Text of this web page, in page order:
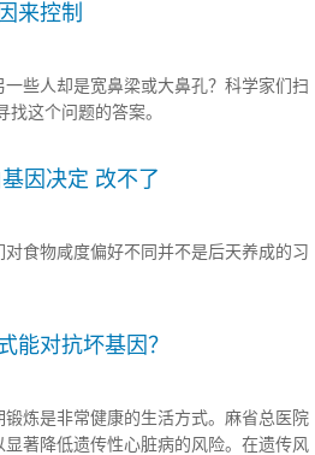
来控制
些人却是宽鼻梁或大鼻孔？科学家们扫
这个问题的答案。
因决定 改不了
食物咸度偏好不同并不是后天养成的习
能对抗坏基因？
炼是非常健康的生活方式。麻省总医院
著降低遗传性心脏病的风险。在遗传风